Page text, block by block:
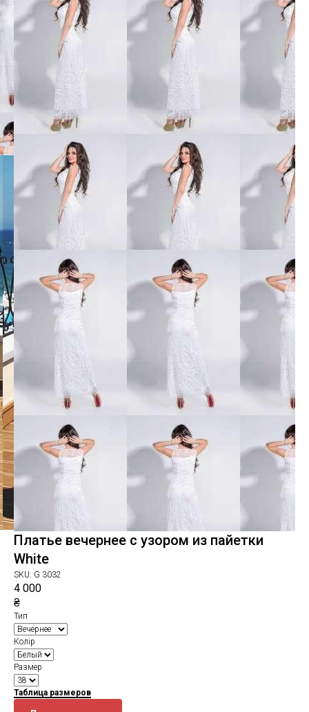
Платье вечернее с узором из пайетки
White
SKU: G 3032
4 000
₴
Тип
Колір
Размер
Таблица размеров